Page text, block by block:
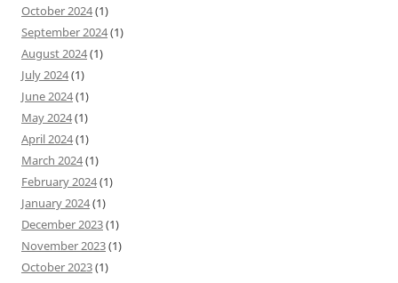
October 2024(1)
September 2024(1)
August 2024(1)
July 2024(1)
June 2024(1)
May 2024(1)
April 2024(1)
March 2024(1)
February 2024(1)
January 2024(1)
December 2023(1)
November 2023(1)
October 2023(1)